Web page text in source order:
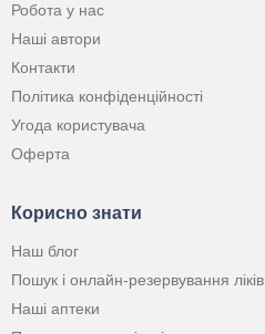
Робота у нас
Наші автори
Контакти
Політика конфіденційності
Угода користувача
Оферта
Корисно знати
Наш блог
Пошук і онлайн-резервування ліків
Наші аптеки